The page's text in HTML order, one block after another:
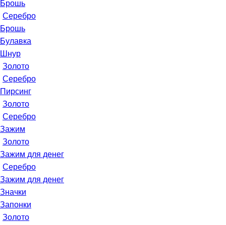
Брошь
Серебро
Брошь
Булавка
Шнур
Золото
Серебро
Пирсинг
Золото
Серебро
Зажим
Золото
Зажим для денег
Серебро
Зажим для денег
Значки
Запонки
Золото